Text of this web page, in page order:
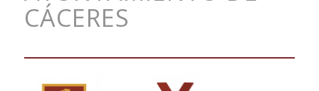
CÁCERES